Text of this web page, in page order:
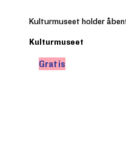
Kulturmuseet holder
Kulturmuseet
Gratis